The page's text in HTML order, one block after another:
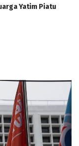
Yatim Piatu